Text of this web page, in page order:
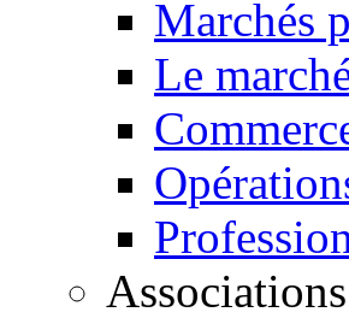
Marchés
Le
Associations